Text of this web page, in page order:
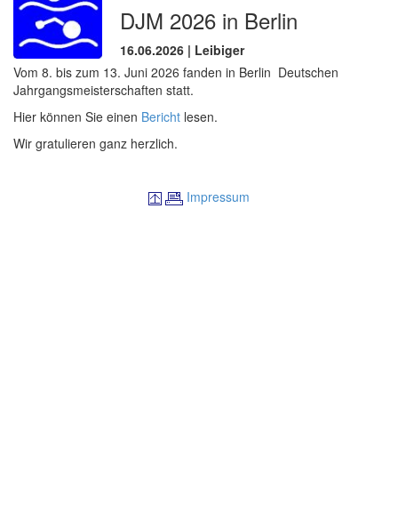
DJM 2026 in Berlin
16.06.2026 | Leibiger
Vom 8. bis zum 13. Juni 2026 fanden in Berlin Deutschen
Jahrgangsmeisterschaften statt.
Hier können Sie einen Bericht lesen.
Wir gratulieren ganz herzlich.
Impressum